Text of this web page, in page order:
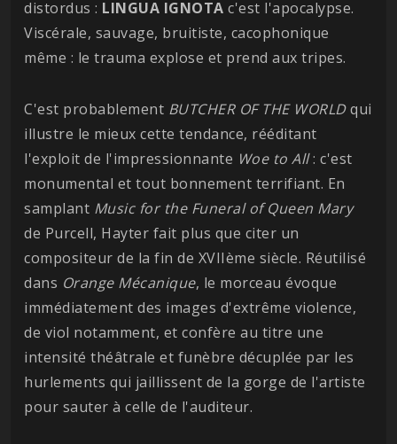
distordus : LINGUA IGNOTA c'est l'apocalypse.
Viscérale, sauvage, bruitiste, cacophonique
même : le trauma explose et prend aux tripes.
C'est probablement BUTCHER OF THE WORLDqui
illustre le mieux cette tendance, rééditant
l'exploit de l'impressionnante Woe to All: c'est
monumental et tout bonnement terrifiant. En
samplant Music for the Funeral of Queen Mary
de Purcell, Hayter fait plus que citer un
compositeur de la fin de XVIIème siècle. Réutilisé
dans Orange Mécanique, le morceau évoque
immédiatement des images d'extrême violence,
de viol notamment, et confère au titre une
intensité théâtrale et funèbre décuplée par les
hurlements qui jaillissent de la gorge de l'artiste
pour sauter à celle de l'auditeur.